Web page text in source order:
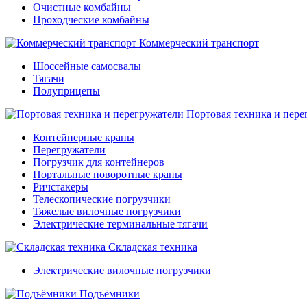
Очистные комбайны
Проходческие комбайны
Коммерческий транспорт
Шоссейные самосвалы
Тягачи
Полуприцепы
Портовая техника и
Контейнерные краны
Перегружатели
Погрузчик для контейнеров
Портальные поворотные краны
Ричстакеры
Телескопические погрузчики
Тяжелые вилочные погрузчики
Электрические терминальные тягачи
Складская техника
Электрические вилочные погрузчики
Подъёмники